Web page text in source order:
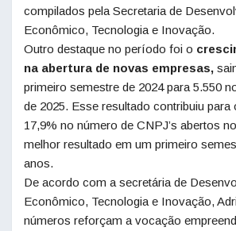
compilados pela Secretaria de
Econômico, Tecnologia e Inovação.
Outro destaque no período foi o
na abertura de novas empresas,
primeiro semestre de 2024 para 5.550
de 2025. Esse resultado contribuiu para
17,9% no número de CNPJ’s abertos
melhor resultado em um primeiro
anos.
De acordo com a secretária de
Econômico, Tecnologia e Inovação,
números reforçam a vocação